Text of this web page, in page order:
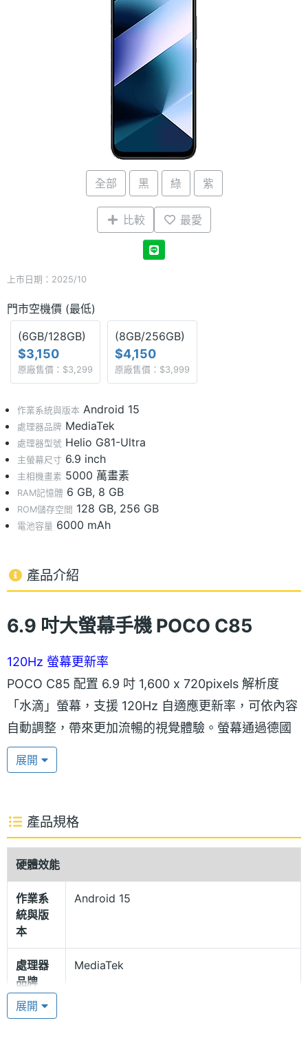
全部 黑 綠 紫
比較 最愛
上市日期：2025/10
門市空機價 (最低)
(6GB/128GB)
$3,150
原廠售價：$3,299
(8GB/256GB)
$4,150
原廠售價：$3,999
作業系統與版本 Android 15
處理器品牌 MediaTek
處理器型號 Helio G81-Ultra
主螢幕尺寸 6.9 inch
主相機畫素 5000 萬畫素
RAM記憶體 6 GB, 8 GB
ROM儲存空間 128 GB, 256 GB
電池容量 6000 mAh
產品介紹
6.9 吋大螢幕手機 POCO C85
120Hz 螢幕更新率
POCO C85 配置 6.9 吋 1,600 x 720pixels 解析度
「水滴」螢幕，支援 120Hz 自適應更新率，可依內容
自動調整，帶來更加流暢的視覺體驗。螢幕通過德國
萊茵 TÜV 三重認證，並支援閱讀模式與 DC 調光，有
效減輕眼睛疲勞，降低長時間使用造成的負擔。此
濕、油膩或沾有肥皂，也能保持靈敏的操作體驗。
流動光影背蓋
POCO C85 採用自然美學設計，靈感源自「夜空下舞
動的極光」，以流動的光影展現北極光的迷人變化，
突顯機身的細緻質感。機身具備 IP64 防塵防水等級，
日常使用更安心；7.99mm 機身厚度、四曲面背蓋等
俐落洗鍊的設計，帶來舒適的握持手感；側邊電源鍵
整合指紋辨識功能，解鎖更快速便利。此外，保留
3.5mm 耳機孔並強化至 200% 大音量，讓你隨時享受
展開
產品規格
硬體效能
作業系
統與版
本
Android 15
處理器
品牌
MediaTek
處理器
展開